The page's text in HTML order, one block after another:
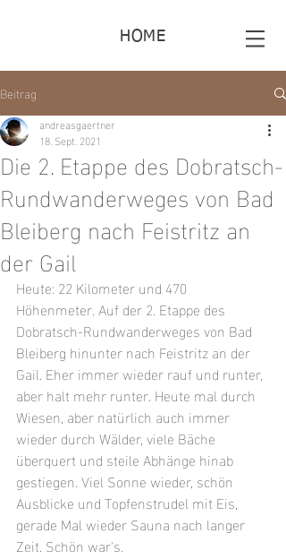
HOME
Beitrag
Die 2. Etappe des Dobratsch-
Rundwanderweges von Bad
Bleiberg nach Feistritz an
der Gail
andreasgaertner
18. Sept. 2021
Heute: 22 Kilometer und 470
Höhenmeter. Auf der 2. Etappe des
Dobratsch-Rundwanderweges von Bad
Bleiberg hinunter nach Feistritz an der
Gail. Eher immer wieder rauf und runter,
aber halt mehr runter. Heute mal durch
Wiesen, aber natürlich auch immer
wieder durch Wälder, viele Bäche
überquert und steile Abhänge hinab
gestiegen. Viel Sonne wieder, schön
Ausblicke und Topfenstrudel mit Eis,
gerade Mal wieder Sauna nach langer
Zeit. Schön war's.